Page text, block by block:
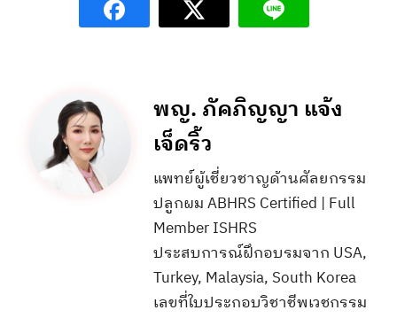
พญ. ภัคภิญญา แจ้ง
เจ็ดริ้ว
แพทย์ผู้เชี่ยวชาญด้านศัลยกรรม
ปลูกผม ABHRS Certified | Full
Member ISHRS
ประสบการณ์ฝึกอบรมจาก USA,
Turkey, Malaysia, South Korea
เลขที่ใบประกอบวิชาชีพเวชกรรม